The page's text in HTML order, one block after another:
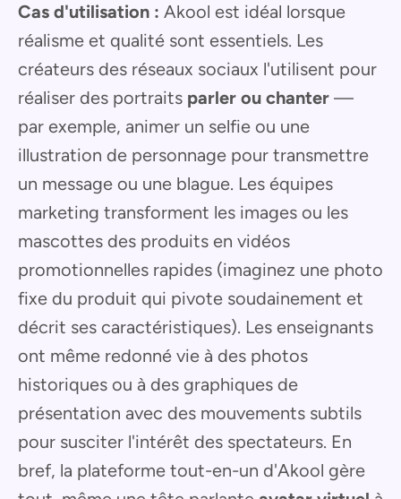
Cas d'utilisation : Akool est idéal lorsque
réalisme et qualité sont essentiels. Les
créateurs des réseaux sociaux l'utilisent pour
réaliser des portraits parler ou chanter —
par exemple, animer un selfie ou une
illustration de personnage pour transmettre
un message ou une blague. Les équipes
marketing transforment les images ou les
mascottes des produits en vidéos
promotionnelles rapides (imaginez une photo
fixe du produit qui pivote soudainement et
décrit ses caractéristiques). Les enseignants
ont même redonné vie à des photos
historiques ou à des graphiques de
présentation avec des mouvements subtils
pour susciter l'intérêt des spectateurs. En
bref, la plateforme tout-en-un d'Akool gère